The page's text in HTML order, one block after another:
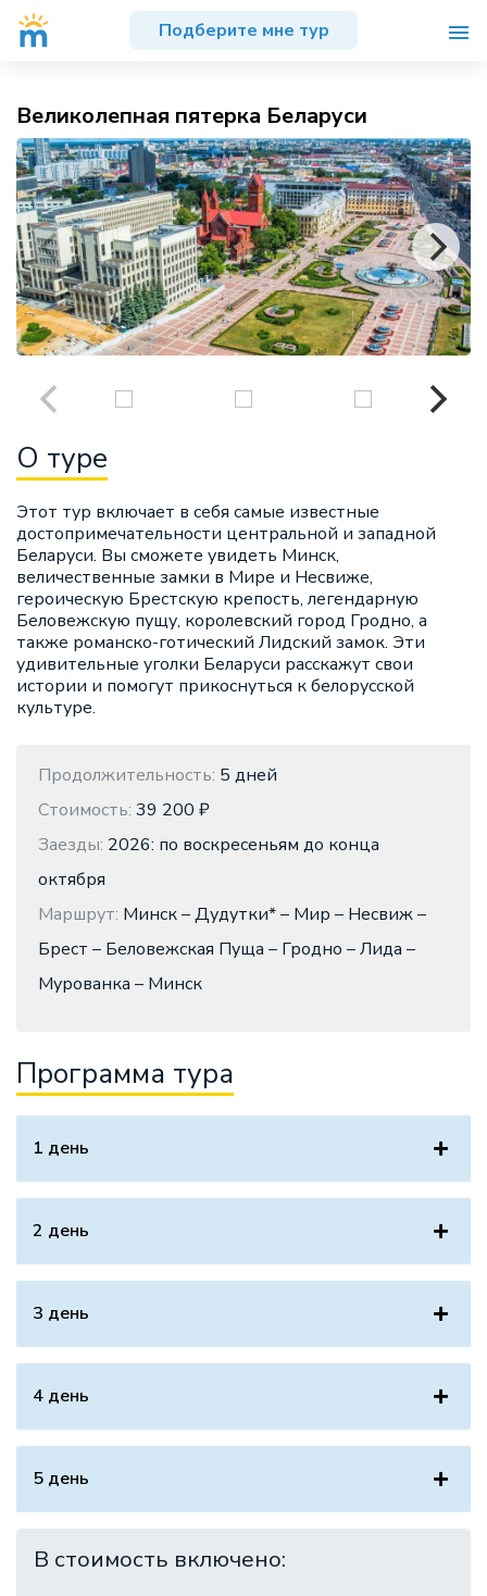
Подберите мне тур
Великолепная пятерка Беларуси
О туре
Этот тур включает в себя самые известные
достопримечательности центральной и западной
Беларуси. Вы сможете увидеть Минск,
величественные замки в Мире и Несвиже,
героическую Брестскую крепость, легендарную
Беловежскую пущу, королевский город Гродно, а
также романско-готический Лидский замок. Эти
удивительные уголки Беларуси расскажут свои
истории и помогут прикоснуться к белорусской
культуре.
Продолжительность: 5 дней
Стоимость: 39 200 ₽
Заезды: 2026: по воскресеньям до конца
октября
Маршрут: Минск – Дудутки* – Мир – Несвиж –
Брест – Беловежская Пуща – Гродно – Лида –
Мурованка – Минск
Программа тура
1 день
2 день
3 день
4 день
5 день
В стоимость включено: